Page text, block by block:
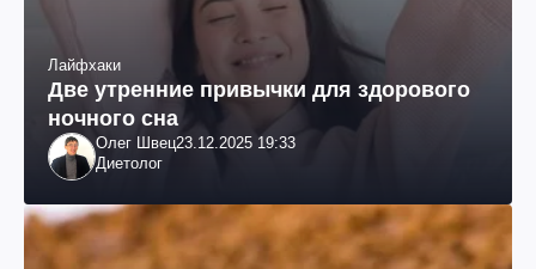
Лайфхаки
Две утренние привычки для здорового
ночного сна
Олег Швец23.12.2025 19:33
Диетолог